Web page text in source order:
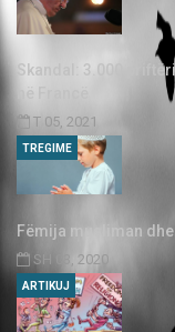
Skandal: 3.000
T 05, 2021
Fëmija musliman
SH 03, 2020
TREGIME
ARTIKUJ